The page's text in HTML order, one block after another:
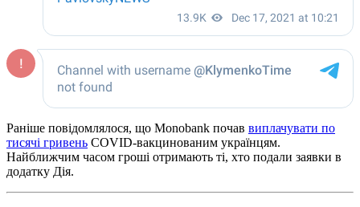
Раніше повідомлялося, що Monobank почав виплачувати по
тисячі гривень COVID-вакцинованим українцям.
Найближчим часом гроші отримають ті, хто подали заявки в
додатку Дія.